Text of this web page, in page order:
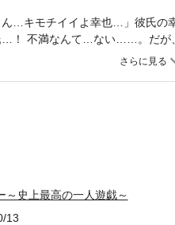
…キモチイイよ幸也…」彼氏の
…！ 不満なんて…ない……。だが
いこと―。カラダの相性は決し
の『のぞみ』は―!?
～史上最高の一人遊戯～
13